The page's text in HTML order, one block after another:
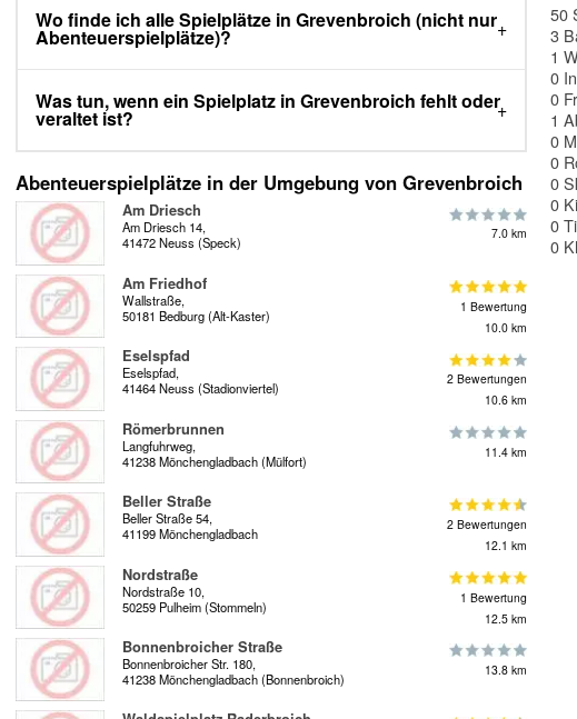
Wo finde ich alle Spielplätze in Grevenbroich (nicht nur
Abenteuerspielplätze)?
Was tun, wenn ein Spielplatz in Grevenbroich fehlt oder
veraltet ist?
Abenteuerspielplätze in der Umgebung von Grevenbroich
Am Driesch
Am Driesch 14,
41472 Neuss (Speck)
7.0 km
Am Friedhof
Wallstraße,
50181 Bedburg (Alt-Kaster)
1 Bewertung
10.0 km
Eselspfad
Eselspfad,
41464 Neuss (Stadionviertel)
2 Bewertungen
10.6 km
Römerbrunnen
Langfuhrweg,
41238 Mönchengladbach (Mülfort)
11.4 km
Beller Straße
Beller Straße 54,
41199 Mönchengladbach
2 Bewertungen
12.1 km
Nordstraße
Nordstraße 10,
50259 Pulheim (Stommeln)
1 Bewertung
12.5 km
Bonnenbroicher Straße
Bonnenbroicher Str. 180,
41238 Mönchengladbach (Bonnenbroich)
13.8 km
50
3
1
0
0
1
0
0
0
0
0
0